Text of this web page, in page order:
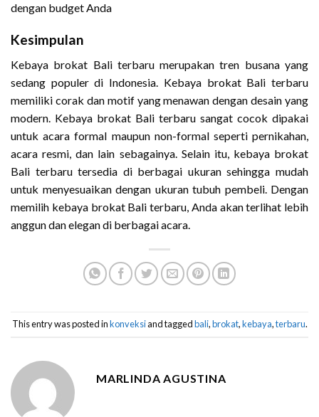
dengan budget Anda
Kesimpulan
Kebaya brokat Bali terbaru merupakan tren busana yang
sedang populer di Indonesia. Kebaya brokat Bali terbaru
memiliki corak dan motif yang menawan dengan desain yang
modern. Kebaya brokat Bali terbaru sangat cocok dipakai
untuk acara formal maupun non-formal seperti pernikahan,
acara resmi, dan lain sebagainya. Selain itu, kebaya brokat
Bali terbaru tersedia di berbagai ukuran sehingga mudah
untuk menyesuaikan dengan ukuran tubuh pembeli. Dengan
memilih kebaya brokat Bali terbaru, Anda akan terlihat lebih
anggun dan elegan di berbagai acara.
This entry was posted inkonveksiand taggedbali,brokat,kebaya,terbaru.
MARLINDA AGUSTINA